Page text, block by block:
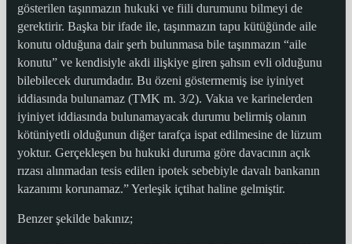
gösterilen taşınmazın hukuki ve fiili durumunu bilmeyi de
gerektirir. Başka bir ifade ile, taşınmazın tapu kütüğünde aile
konutu olduğuna dair şerh bulunmasa bile taşınmazın “aile
konutu” ve kendisiyle akdi ilişkiye giren şahsın evli olduğunu
bilebilecek durumdadır. Bu özeni göstermemiş ise iyiniyet
iddiasında bulunamaz (TMK m. 3/2). Vakıa ve karinelerden
iyiniyet iddiasında bulunamayacak durumu belirmiş olanın
kötüniyetli olduğunun diğer tarafça ispat edilmesine de lüzum
yoktur. Gerçekleşen bu hukuki duruma göre davacının açık
rızası alınmadan tesis edilen ipotek sebebiyle davalı bankanın
kazanımı korunamaz.” Yerleşik içtihat haline gelmiştir.
Benzer şekilde bakınız;